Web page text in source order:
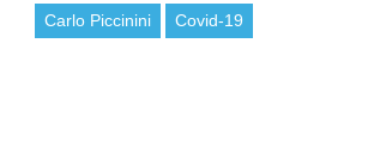
Carlo Piccinini Covid-19